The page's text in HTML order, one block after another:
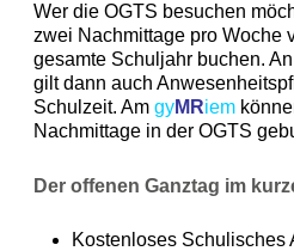
Wer die OGTS besuchen
zwei Nachmittage pro Woche
gesamte Schuljahr buchen.
gilt dann auch
Schulzeit. Am gyMRiem
Nachmittage in der OGTS
Der offenen Ganztag im
Kostenloses Schulisches